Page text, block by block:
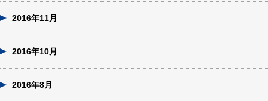
2016年11月
2016年10月
2016年8月